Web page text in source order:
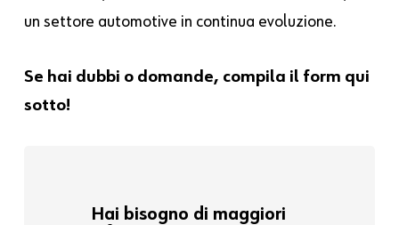
un settore automotive in continua evoluzione.
Se hai dubbi o domande, compila il form qui
sotto!
Hai bisogno di maggiori